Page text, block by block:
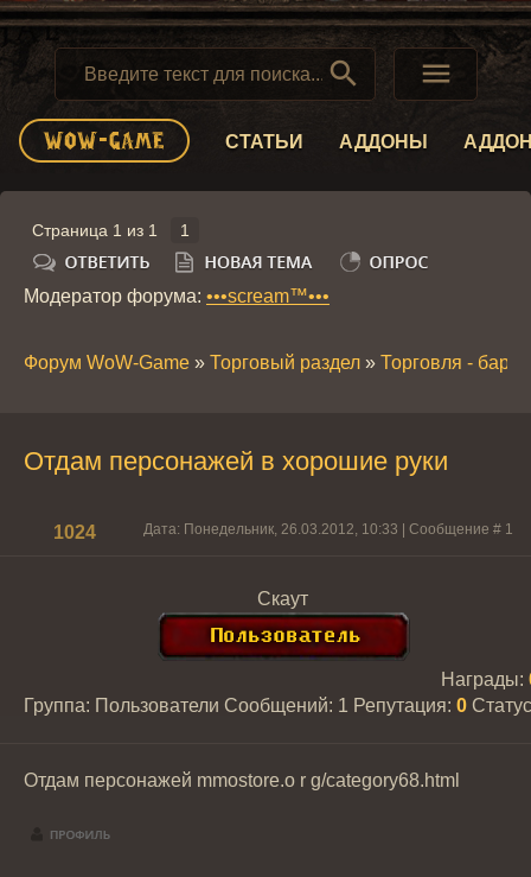
 
СТАТЬИ АДДОНЫ
Страница 1 из 1 1
Модератор форума: •••scream™•••
Форум WoW-Game » Торговый раздел » Торговля -
Отдам персонажей в хорошие руки
1024 Дата: Понедельник, 26.03.2012, 10:33 | Сообщение # 1
Скаут
Группа: Пользователи Сообщений: 1
Награды:
Репутация: 0
Отдам персонажей mmostore.o r g/category68.html